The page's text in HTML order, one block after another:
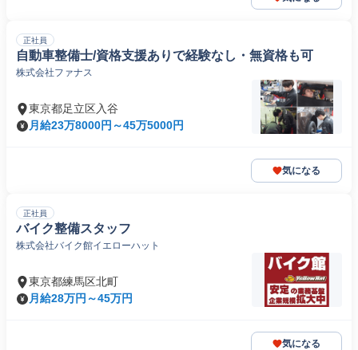
正社員
自動車整備士/資格支援ありで経験なし・無資格も可
株式会社ファナス
東京都足立区入谷
月給23万8000円～45万5000円
気になる
正社員
バイク整備スタッフ
株式会社バイク館イエローハット
東京都練馬区北町
月給28万円～45万円
気になる